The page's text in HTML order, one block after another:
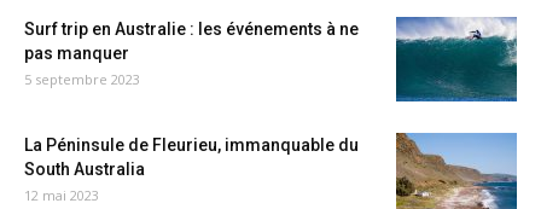
Surf trip en Australie : les événements à ne
pas manquer
5 septembre 2023
La Péninsule de Fleurieu, immanquable du
South Australia
12 mai 2023